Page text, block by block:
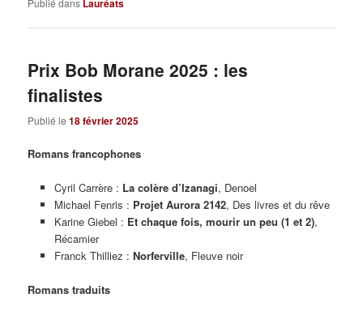
Publié dans Lauréats
Prix Bob Morane 2025 : les
finalistes
Publié le18 février 2025
Romans francophones
Cyril Carrère : La colère d’Izanagi, Denoel
Michael Fenris : Projet Aurora 2142, Des livres et du rêve
Karine Giebel : Et chaque fois, mourir un peu (1 et 2),
Récamier
Franck Thilliez : Norferville, Fleuve noir
Romans traduits